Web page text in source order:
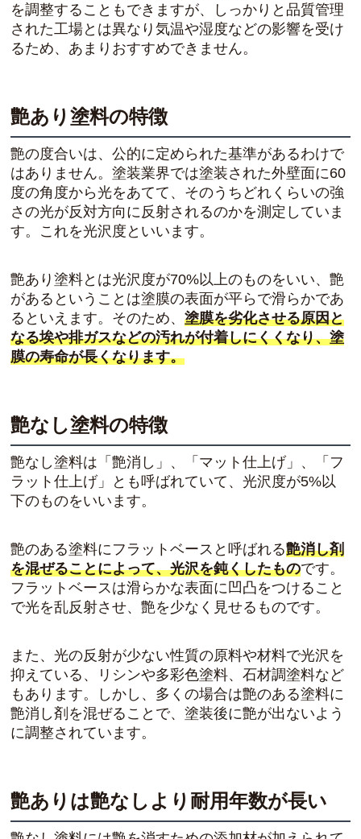
を調整することもできますが、しっかりと品質管理
された工場とは異なり気温や湿度などの影響を受け
るため、あまりおすすめできません。
艶あり塗料の特徴
艶の度合いは、公的に定められた基準があるわけで
はありません。塗装業界では塗装された外壁面に60
度の角度から光をあてて、そのうちどれくらいの強
さの光が反対方向に反射されるのかを測定していま
す。これを光沢度といいます。
艶あり塗料とは光沢度が70%以上のものをいい、艶
があるということは塗膜の表面が平らで滑らかであ
るといえます。そのため、塗膜を劣化させる原因と
なる埃や排ガスなどの汚れが付着しにくくなり、塗
膜の寿命が長くなります。
艶なし塗料の特徴
艶なし塗料は「艶消し」、「マット仕上げ」、「フ
ラット仕上げ」とも呼ばれていて、光沢度が5%以
下のものをいいます。
艶のある塗料にフラットベースと呼ばれる艶消し剤
を混ぜることによって、光沢を鈍くしたものです。
フラットベースは滑らかな表面に凹凸をつけること
で光を乱反射させ、艶を少なく見せるものです。
また、光の反射が少ない性質の原料や材料で光沢を
抑えている、リシンや多彩色塗料、石材調塗料など
もあります。しかし、多くの場合は艶のある塗料に
艶消し剤を混ぜることで、塗装後に艶が出ないよう
に調整されています。
艶ありは艶なしより耐用年数が長い